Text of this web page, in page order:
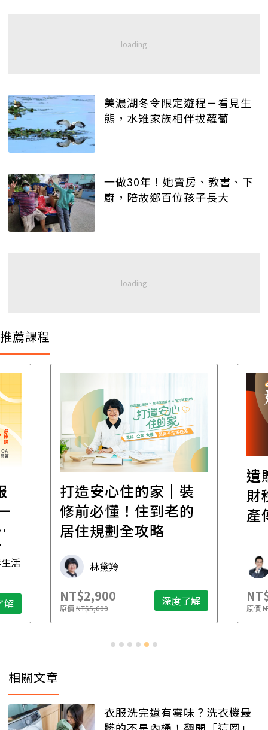
美濃湖冬令限定遊程－看見生
態，水雉家族相伴拔蘿蔔
一做30年！她賣房、教書、下
廚，陪故鄉百位孩子長大
推薦課程
活
解
打造安心住的家｜裝
修前必懂！住到老的
居住規劃全攻略
林黛羚
NT$2,900
原價NT$5,600 深度了解
遺
財
產
原價
相關文章
衣服洗完還有霉味？洗衣機最